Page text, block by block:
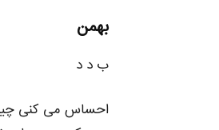
بهمن
ب د د
احساس می‌ کنی